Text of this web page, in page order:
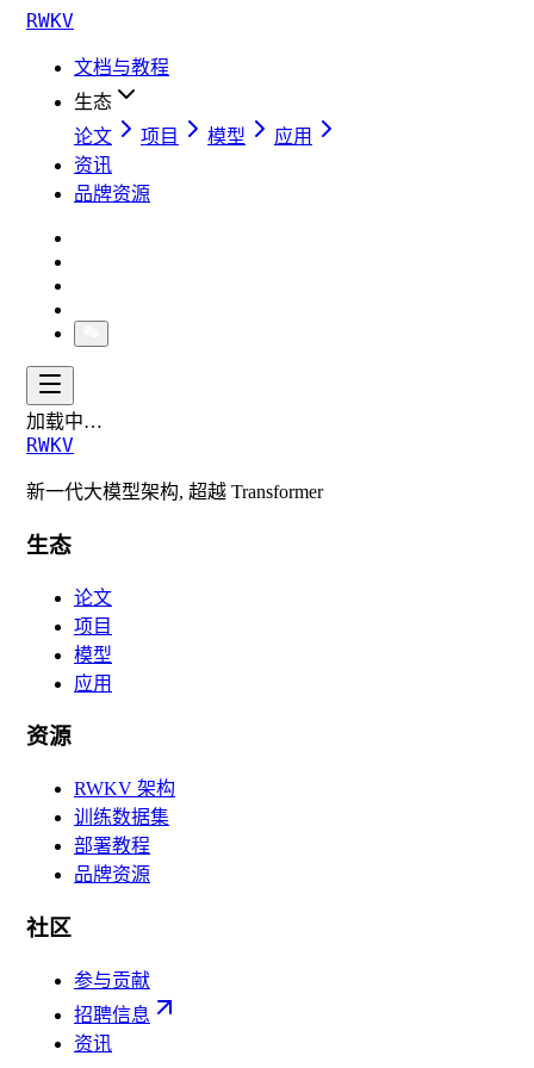
RWKV
文档与教程
生态
论文
项目 模型
应用
资讯
品牌资源
加载中…
RWKV
新一代大模型架构, 超越 Transformer
生态
论文
项目
模型
应用
资源
RWKV 架构
训练数据集
部署教程
品牌资源
社区
参与贡献
招聘信息
资讯